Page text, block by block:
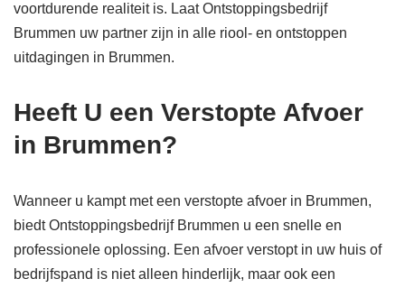
voortdurende realiteit is. Laat Ontstoppingsbedrijf
Brummen uw partner zijn in alle riool- en ontstoppen
uitdagingen in Brummen.
Heeft U een Verstopte Afvoer
in Brummen?
Wanneer u kampt met een verstopte afvoer in Brummen,
biedt Ontstoppingsbedrijf Brummen u een snelle en
professionele oplossing. Een afvoer verstopt in uw huis of
bedrijfspand is niet alleen hinderlijk, maar ook een